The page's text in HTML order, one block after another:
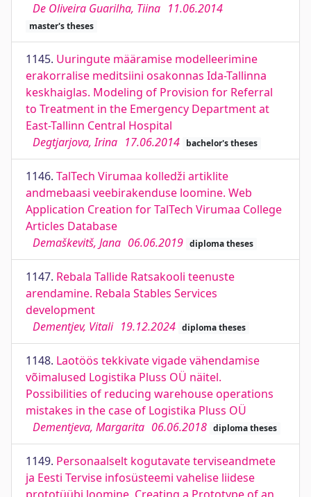
De Oliveira Guarilha, Tiina 11.06.2014
master's theses
1145. Uuringute määramise modelleerimine
erakorralise meditsiini osakonnas Ida-Tallinna
keskhaiglas. Modeling of Provision for Referral
to Treatment in the Emergency Department at
East-Tallinn Central Hospital
Degtjarjova, Irina 17.06.2014 bachelor's theses
1146. TalTech Virumaa kolledži artiklite
andmebaasi veebirakenduse loomine. Web
Application Creation for TalTech Virumaa College
Articles Database
Demaškevitš, Jana 06.06.2019 diploma theses
1147. Rebala Tallide Ratsakooli teenuste
arendamine. Rebala Stables Services
development
Dementjev, Vitali 19.12.2024 diploma theses
1148. Laotöös tekkivate vigade vähendamise
võimalused Logistika Pluss OÜ näitel.
Possibilities of reducing warehouse operations
mistakes in the case of Logistika Pluss OÜ
Dementjeva, Margarita 06.06.2018 diploma theses
1149. Personaalselt kogutavate terviseandmete
ja Eesti Tervise infosüsteemi vahelise liidese